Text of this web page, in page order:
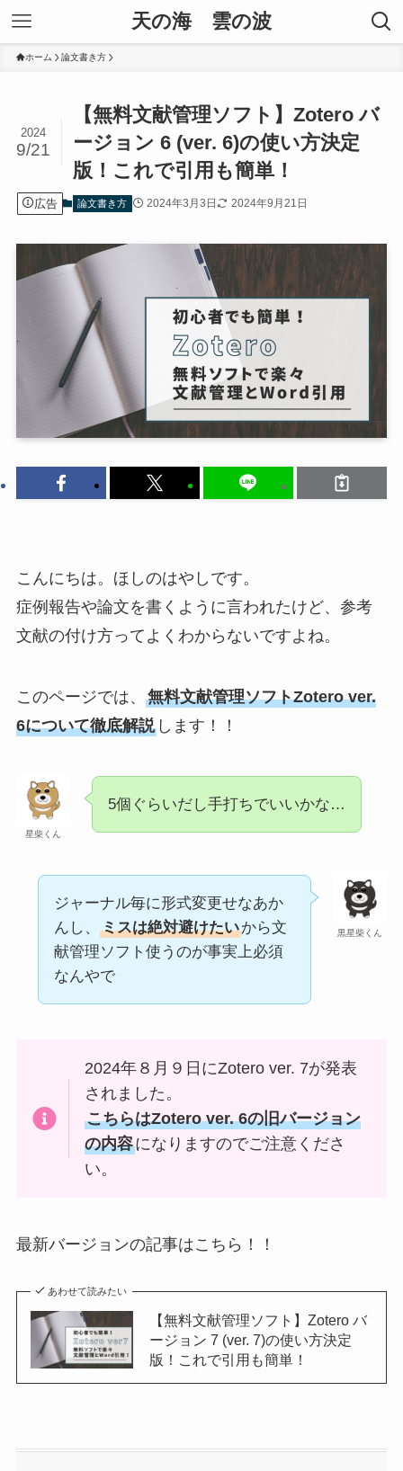
天の海 雲の波
ホーム 論文書き方
【無料文献管理ソフト】Zotero バ
ージョン 6 (ver. 6)の使い方決定
版！これで引用も簡単！
2024
9/21
広告 論文書き方 2024年3月3日 2024年9月21日
こんにちは。ほしのはやしです。
症例報告や論文を書くように言われたけど、参考
文献の付け方ってよくわからないですよね。
このページでは、 無料文献管理ソフトZotero ver.
6について徹底解説します！！
星柴くん
5個ぐらいだし手打ちでいいかな…
黒星柴くん
ジャーナル毎に形式変更せなあか
んし、
ミスは絶対避けたいから文
献管理ソフト使うのが事実上必須
なんやで
2024年８月９日にZotero ver. 7が発表
されました。
こちらはZotero ver. 6の旧バージョン
の内容になりますのでご注意くださ
い。
最新バージョンの記事はこちら！！
あわせて読みたい
【無料文献管理ソフト】Zotero バ
ージョン 7 (ver. 7)の使い方決定
版！これで引用も簡単！